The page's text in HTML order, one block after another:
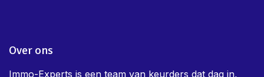
Over ons
Immo-Experts is een team van keurders dat dag in,